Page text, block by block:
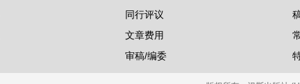
同行评议
文章费用
审稿/编委